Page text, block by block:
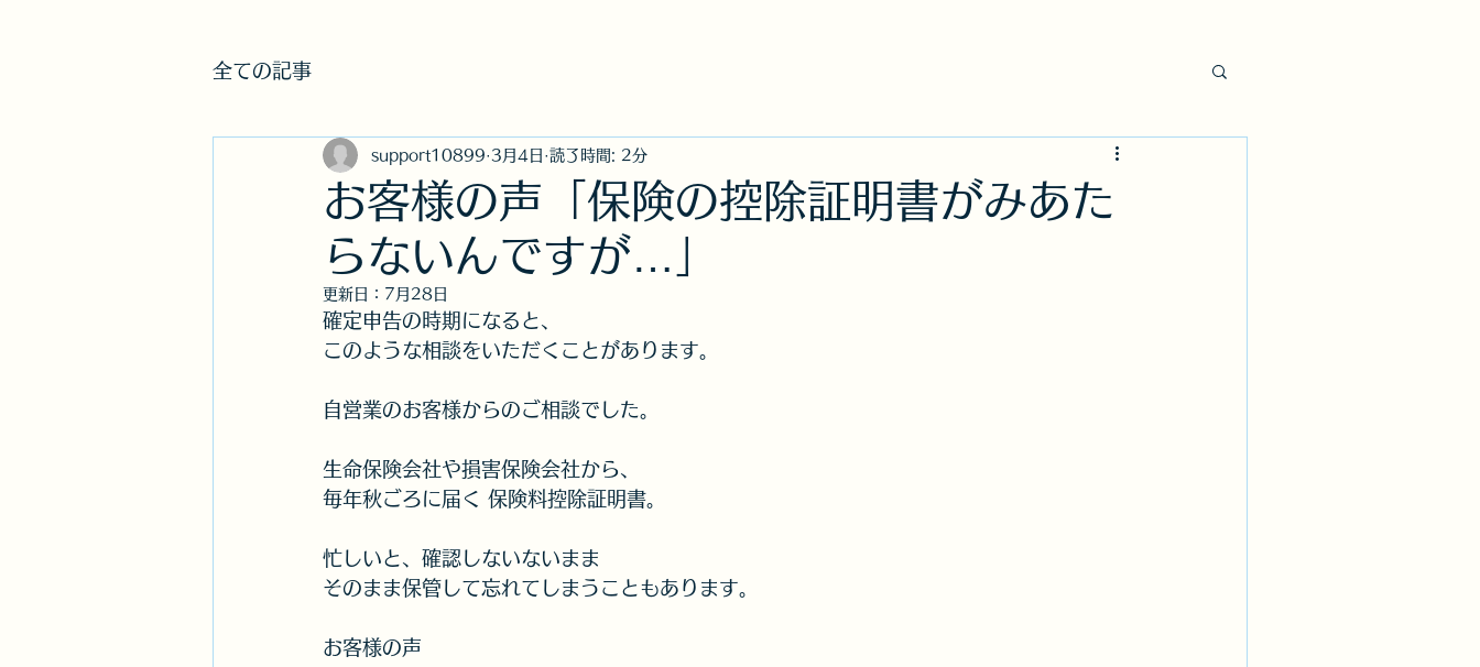
全ての記事
お客様の声「保険の控除証明書がみあた
らないんですが…」
support10899 3月4日 読了時間: 2分
更新日： 7月28日
確定申告の時期になると、
このような相談をいただくことがあります。
自営業のお客様からのご相談でした。
生命保険会社や損害保険会社から、
毎年秋ごろに届く 保険料控除証明書。
忙しいと、確認しないないまま
そのまま保管して忘れてしまうこともあります。
お客様の声